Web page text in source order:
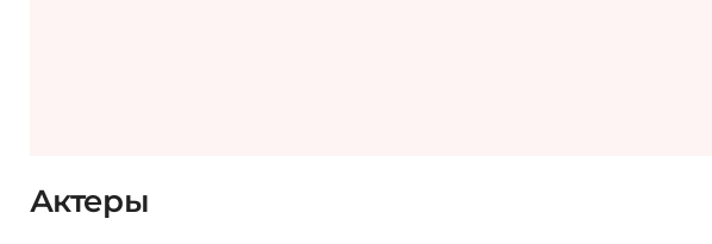
Актеры